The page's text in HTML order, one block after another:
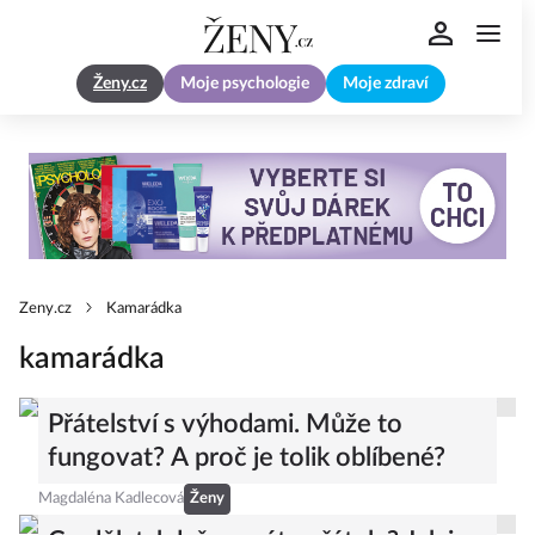
Ženy.cz Moje psychologie Moje zdraví
Zeny.cz Kamarádka
kamarádka
Přátelství s výhodami. Může to
fungovat? A proč je tolik oblíbené?
Magdaléna Kadlecová Ženy